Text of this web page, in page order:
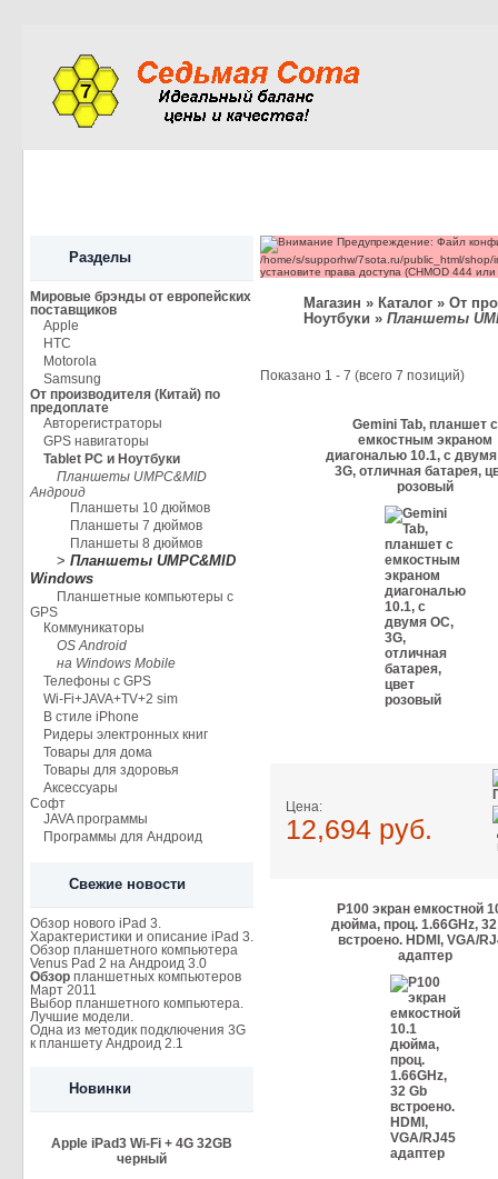
Разделы
Мировые брэнды от европейских
поставщиков
Apple
HTC
Motorola
Samsung
От производителя (Китай) по
предоплате
Авторегистраторы
GPS навигаторы
Tablet PC и Ноутбуки
Планшеты UMPC&MID
Андроид
Планшеты 10 дюймов
Планшеты 7 дюймов
Планшеты 8 дюймов
> Планшеты UMPC&MID
Windows
Планшетные компьютеры с
GPS
Коммуникаторы
OS Android
на Windows Mobile
Телефоны с GPS
Wi-Fi+JAVA+TV+2 sim
В стиле iPhone
Ридеры электронных книг
Товары для дома
Товары для здоровья
Аксессуары
Софт
JAVA программы
Программы для Андроид
Свежие новости
Обзор нового iPad 3.
Характеристики и описание iPad 3.
Обзор планшетного компьютера
Venus Pad 2 на Андроид 3.0
Обзор планшетных компьютеров
Март 2011
Выбор планшетного компьютера.
Лучшие модели.
Одна из методик подключения 3G
к планшету Андроид 2.1
Новинки
Apple iPad3 Wi-Fi + 4G 32GB
черный
Предупреждение: Файл
/home/s/supporhw/7sota.ru/public_html/
установите права доступа (CHMOD 444
Магазин » Каталог » От
Ноутбуки » Планшеты
Показано 1 - 7 (всего 7 позиций)
Gemini Tab, планшет с
емкостным экраном
диагональю 10.1, с
3G, отличная батарея,
розовый
Цена:
12,694 руб.
P100 экран емкостной
дюйма, проц. 1.66GHz,
встроено. HDMI, VGA/
адаптер